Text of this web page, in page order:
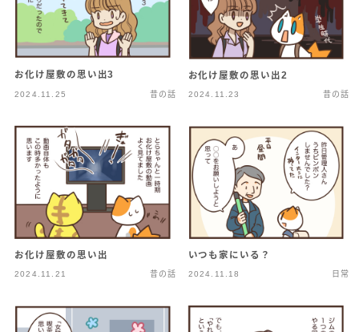
お化け屋敷の思い出3
2024.11.25 昔の話
お化け屋敷の思い出2
2024.11.23 昔の話
お化け屋敷の思い出
2024.11.21 昔の話
いつも家にいる？
2024.11.18 日常